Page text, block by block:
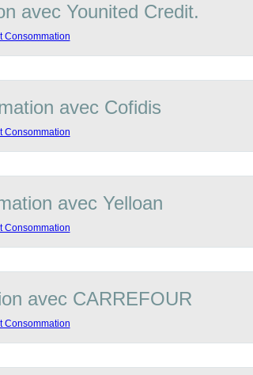
avec Younited Credit.
avec Cofidis
avec Yelloan
avec CARREFOUR